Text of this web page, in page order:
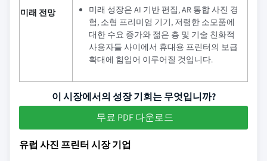
미래 전망
미래 성장은 AI 기반 편집, AR 통합 사진 경
험, 소형 프리미엄 기기, 저렴한 소모품에
대한 수요 증가와 젊은 층 및 기술 친화적
사용자들 사이에서 휴대용 프린터의 보급
확대에 힘입어 이루어질 것입니다.
이 시장에서의 성장 기회는 무엇입니까?
무료 PDF 다운로드
유럽 사진 프린터 시장 기업